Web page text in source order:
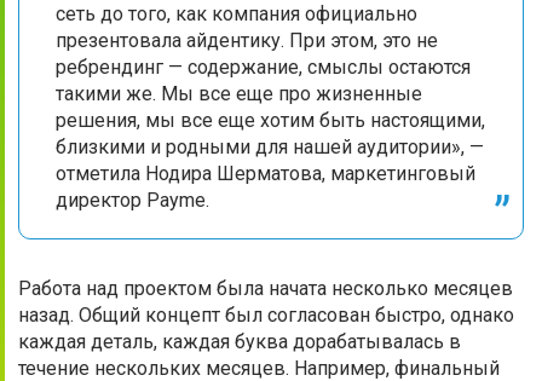
сеть до того, как компания официально
презентовала айдентику. При этом, это не
ребрендинг — содержание, смыслы остаются
такими же. Мы все еще про жизненные
решения, мы все еще хотим быть настоящими,
близкими и родными для нашей аудитории», —
отметила Нодира Шерматова, маркетинговый
директор Payme.
Работа над проектом была начата несколько месяцев
назад. Общий концепт был согласован быстро, однако
каждая деталь, каждая буква дорабатывалась в
течение нескольких месяцев. Например, финальный